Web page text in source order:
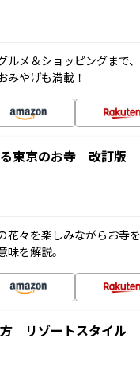
ルメ＆ショッピングまで
みやげも満載！
東京のお寺 改訂版
花々を楽しみながらお寺
を解説。
リゾートスタイル